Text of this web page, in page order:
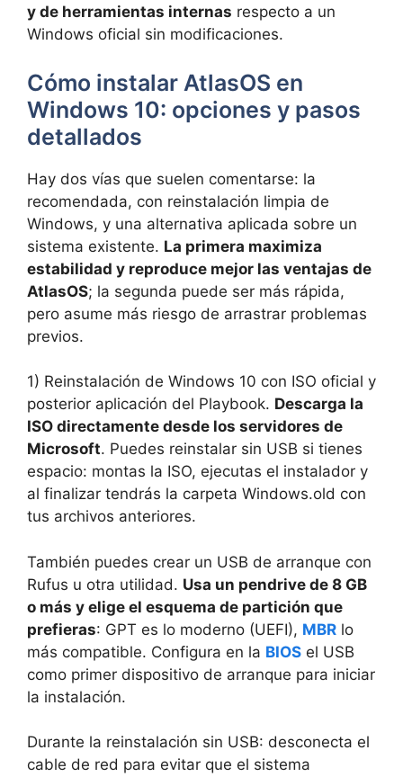
y de herramientas internas respecto a un
Windows oficial sin modificaciones.
Cómo instalar AtlasOS en
Windows 10: opciones y pasos
detallados
Hay dos vías que suelen comentarse: la
recomendada, con reinstalación limpia de
Windows, y una alternativa aplicada sobre un
sistema existente. La primera maximiza
estabilidad y reproduce mejor las ventajas de
AtlasOS; la segunda puede ser más rápida,
pero asume más riesgo de arrastrar problemas
previos.
1) Reinstalación de Windows 10 con ISO oficial y
posterior aplicación del Playbook. Descarga la
ISO directamente desde los servidores de
Microsoft. Puedes reinstalar sin USB si tienes
espacio: montas la ISO, ejecutas el instalador y
al finalizar tendrás la carpeta Windows.old con
tus archivos anteriores.
También puedes crear un USB de arranque con
Rufus u otra utilidad. Usa un pendrive de 8 GB
o más y elige el esquema de partición que
prefieras: GPT es lo moderno (UEFI), MBR lo
más compatible. Configura en la BIOS el USB
como primer dispositivo de arranque para iniciar
la instalación.
Durante la reinstalación sin USB: desconecta el
cable de red para evitar que el sistema